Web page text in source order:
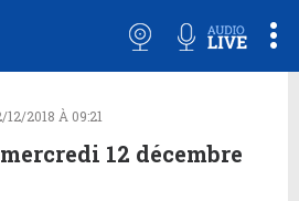
12/2018 À 09:21
12 décembre